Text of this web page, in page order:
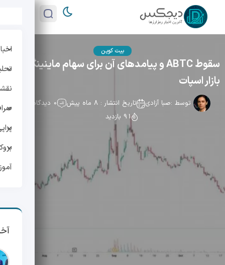
بیت کوین
سقوط ABTC و پیامدهای آن برای سهام ماینینگ و
بازار اسپات
توسط :صبا آزادی تاریخ انتشار : 8 ماه پیش
0 دیدگاه
91 بازدید